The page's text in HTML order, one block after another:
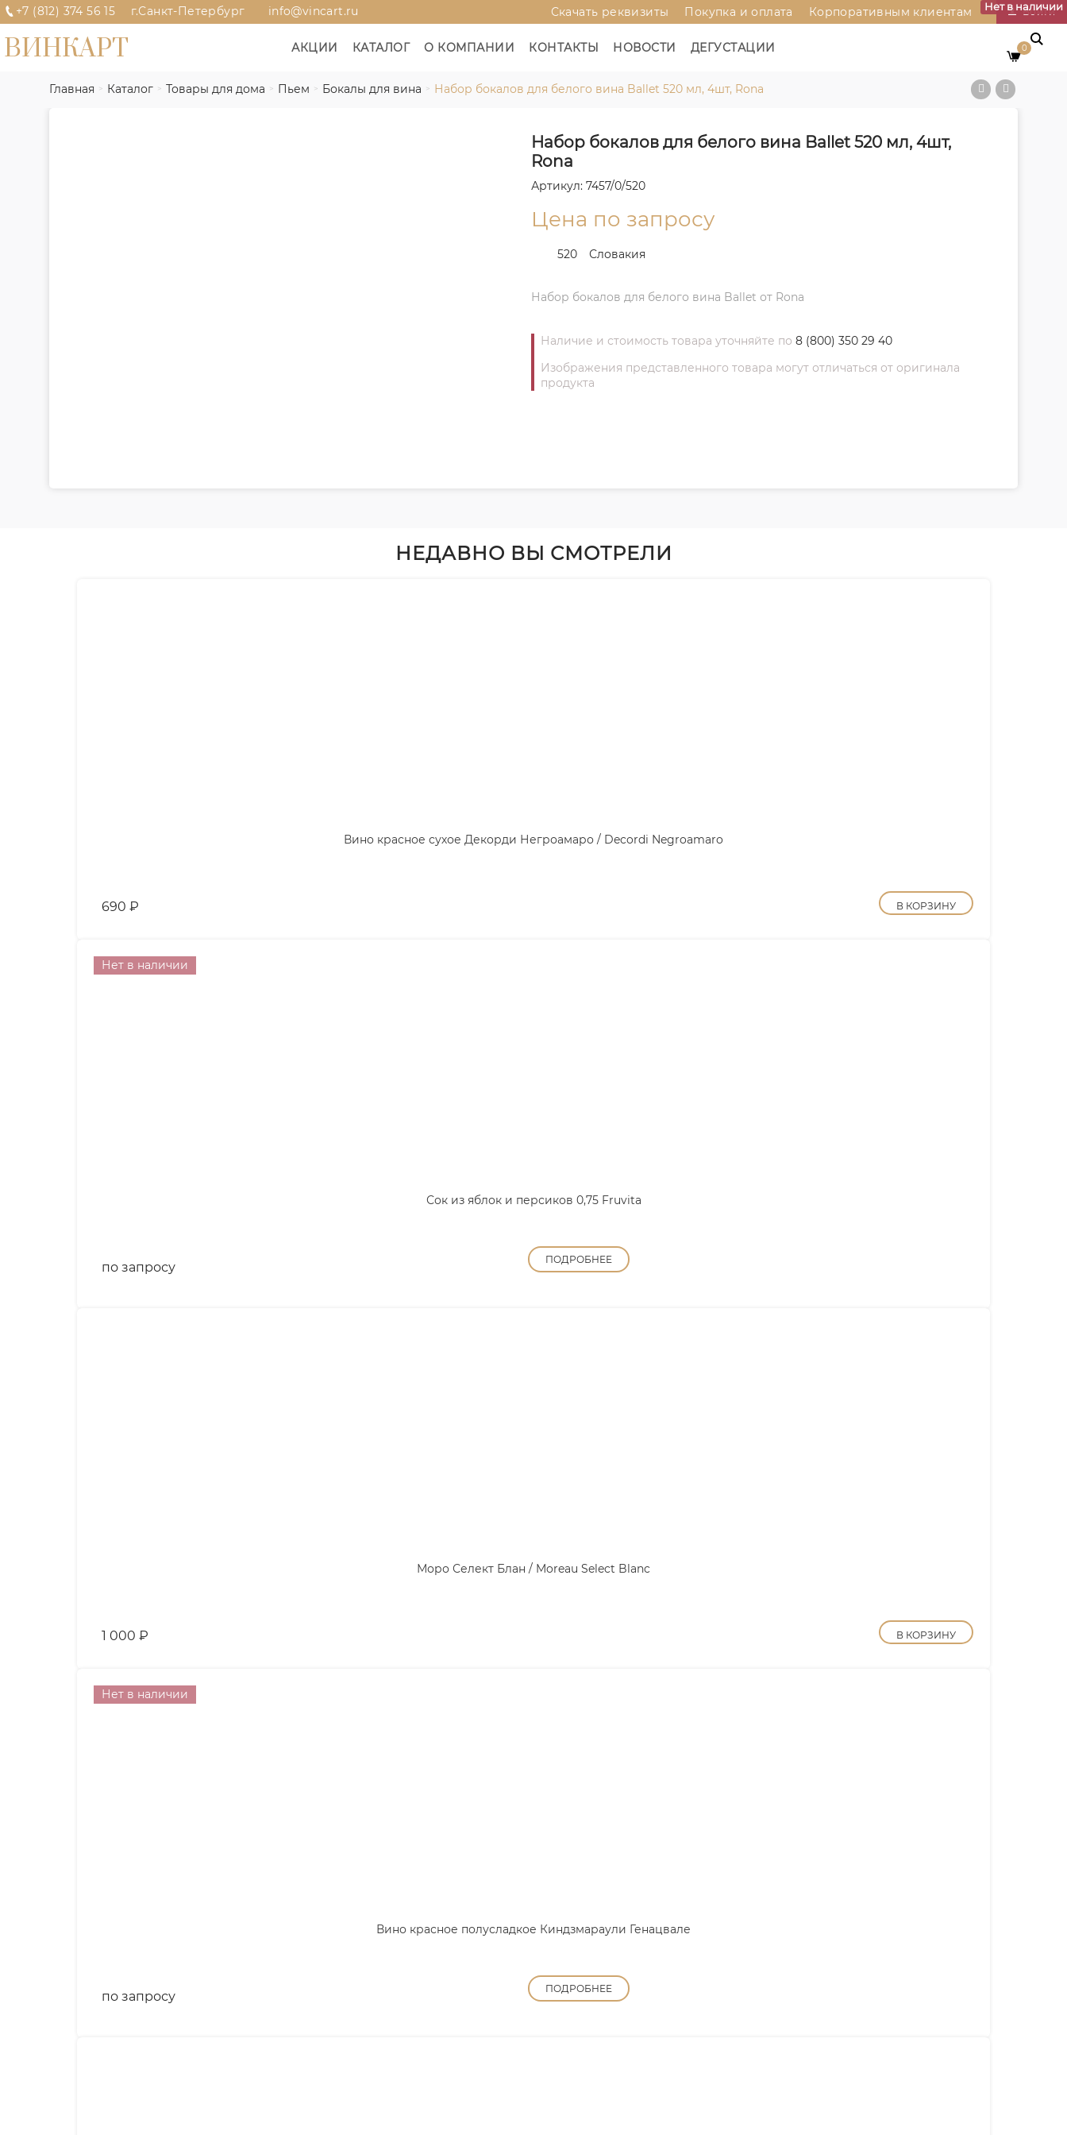
+7 (812) 374 56 15 г.Санкт-Петербург info@vincart.ru Войти
Скачать реквизиты Покупка и оплата Корпоративным клиентам
ВИНКАРТ АКЦИИ КАТАЛОГ О КОМПАНИИ КОНТАКТЫ НОВОСТИ ДЕГУСТАЦИИ 0
Главная Каталог Товары для дома Пьем Бокалы для вина Набор бокалов для белого вина Ballet 520 мл, 4шт, Rona
Нет в наличии
Набор бокалов для белого вина Ballet 520 мл, 4шт,
Rona
Артикул: 7457/0/520
Цена по запросу
520 Словакия
Набор бокалов для белого вина Ballet от Rona
Наличие и стоимость товара уточняйте по 8 (800) 350 29 40
Изображения представленного товара могут отличаться от оригинала
продукта
НЕДАВНО ВЫ СМОТРЕЛИ
Вино красное сухое Декорди Негроамаро / Decordi Negroamaro
690 ₽ В КОРЗИНУ
Нет в наличии
Сок из яблок и персиков 0,75 Fruvita
по запросу
ПОДРОБНЕЕ
Моро Селект Блан / Moreau Select Blanc
1 000 ₽ В КОРЗИНУ
Нет в наличии
Вино красное полусладкое Киндзмараули Генацвале
по запросу
ПОДРОБНЕЕ